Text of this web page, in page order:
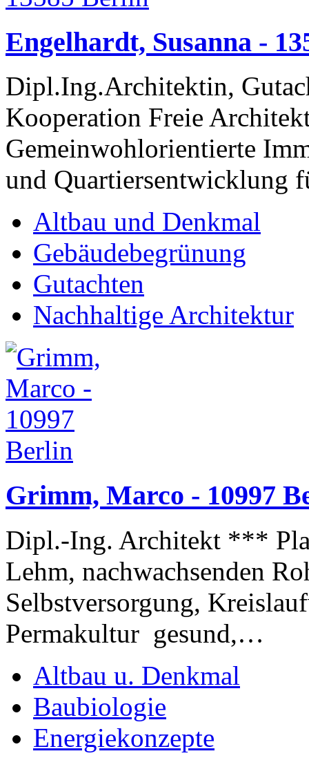
Engelhardt, Susanna -
Dipl.Ing.Architektin,
Kooperation Freie
Gemeinwohlorientierte
und Quartiersentwicklung
Altbau und Denkmal
Gebäudebegrünung
Gutachten
Nachhaltige Architektur
Grimm, Marco - 10997
Dipl.-Ing. Architekt ***
Lehm, nachwachsenden
Selbstversorgung,
Permakultur gesund,…
Altbau u. Denkmal
Baubiologie
Energiekonzepte